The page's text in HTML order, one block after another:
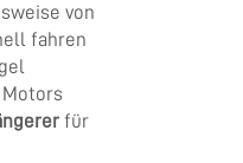
von
fahren
für